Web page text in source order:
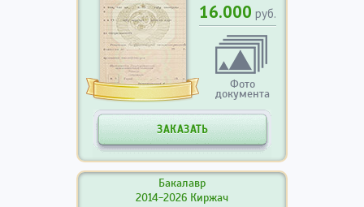
16.000 руб.
Фото
документа
ЗАКАЗАТЬ
Бакалавр
2014-2026 Киржач